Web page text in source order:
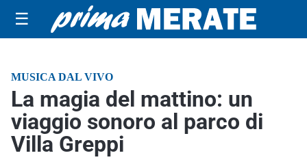
☰
MUSICA DAL VIVO
La magia del mattino: un
viaggio sonoro al parco di
Villa Greppi